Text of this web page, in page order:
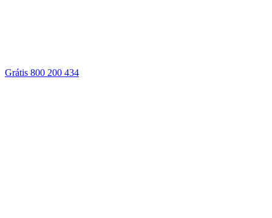
Grátis 800 200 434